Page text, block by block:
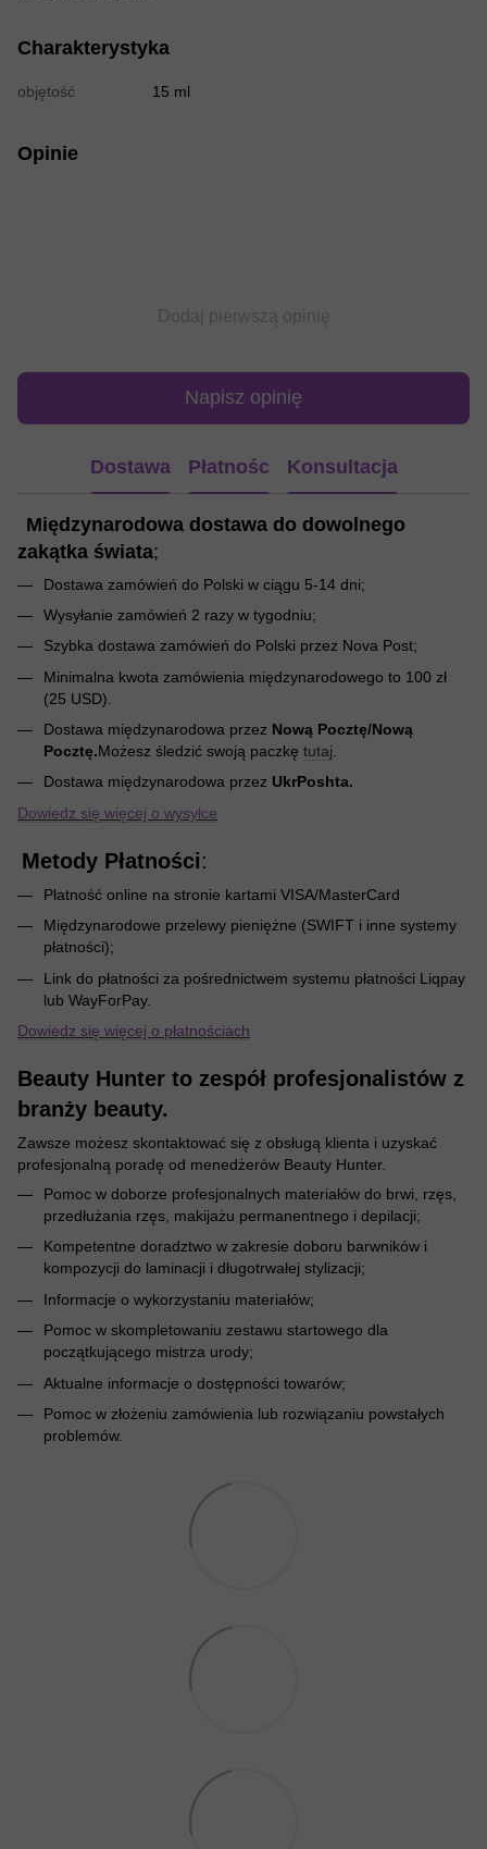
Charakterystyka
objętość 15 ml
Opinie
Napisz opinię
Dostawa Płatnośc Konsultacja
Międzynarodowa dostawa do dowolnego
zakątka świata;
Dostawa zamówień do Polski w ciągu 5-14 dni;
Wysyłanie zamówień 2 razy w tygodniu;
Szybka dostawa zamówień do Polski przez Nova Post;
Minimalna kwota zamówienia międzynarodowego to 100 zł
(25 USD).
Dostawa międzynarodowa przez Nową Pocztę/Nową
Pocztę.Możesz śledzić swoją paczkę tutaj
Dostawa międzynarodowa przez UkrPoshta.
Dowiedz się więcej o wysyłce
Metody Płatności:
Płatność online na stronie kartami VISA/MasterCard
Międzynarodowe przelewy pieniężne (SWIFT i inne systemy
płatności);
Link do płatności za pośrednictwem systemu płatności Liqpay
lub WayForPay.
Dowiedz się więcej o płatnościach
Beauty Hunter to zespół profesjonalistów z
branży beauty.
Zawsze możesz skontaktować się z obsługą klienta i uzyskać
profesjonalną poradę od menedżerów Beauty Hunter.
Pomoc w doborze profesjonalnych materiałów do brwi, rzęs,
przedłużania rzęs, makijażu permanentnego i depilacji;
Kompetentne doradztwo w zakresie doboru barwników i
kompozycji do laminacji i długotrwałej stylizacji;
Informacje o wykorzystaniu materiałów;
Pomoc w skompletowaniu zestawu startowego dla
początkującego mistrza urody;
Aktualne informacje o dostępności towarów;
Pomoc w złożeniu zamówienia lub rozwiązaniu powstałych
problemów.